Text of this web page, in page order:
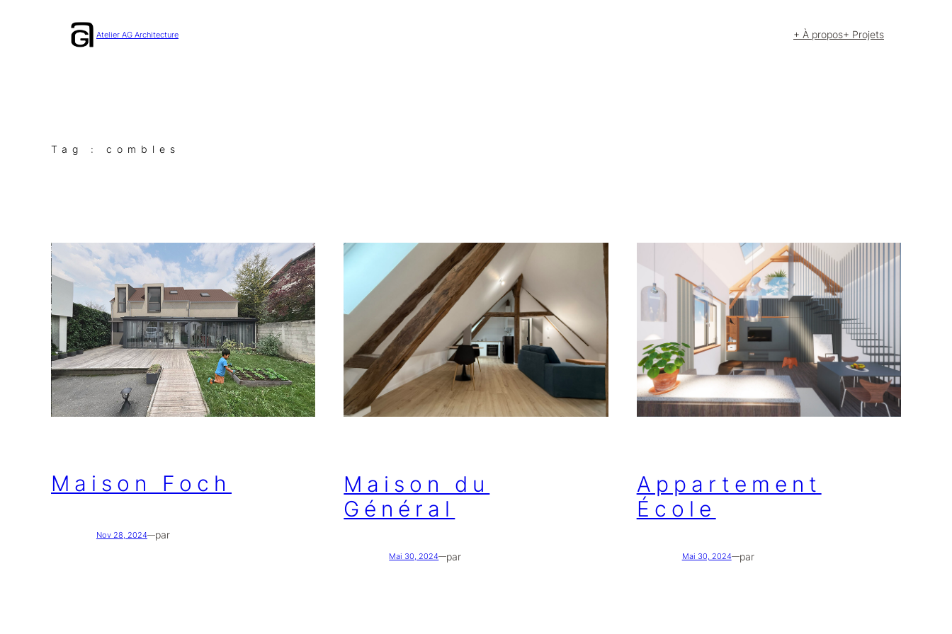
Atelier AG Architecture + À propos+ Projets
Tag : combles
Maison Foch
Nov 28, 2024—par
Maison du
Général
Mai 30, 2024—par
Appartement
École
Mai 30, 2024—par